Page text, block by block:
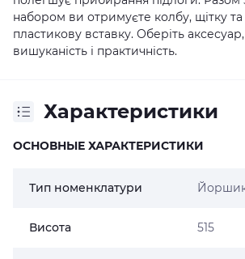
набором ви отримуєте колбу, щітку
пластикову вставку. Оберіть
вишуканість і практичність.
Характеристики
ОСНОВНЫЕ ХАРАКТЕРИСТИКИ
Тип номенклатури
Висота 515